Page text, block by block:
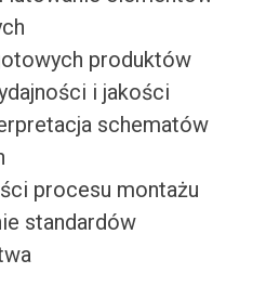
produktów
i jakości
schematów
procesu montażu
standardów